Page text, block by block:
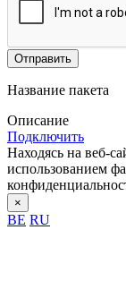
Отправить
Название пакета
Описание
Подключить
Находясь на веб-
использованием
×
BE RU